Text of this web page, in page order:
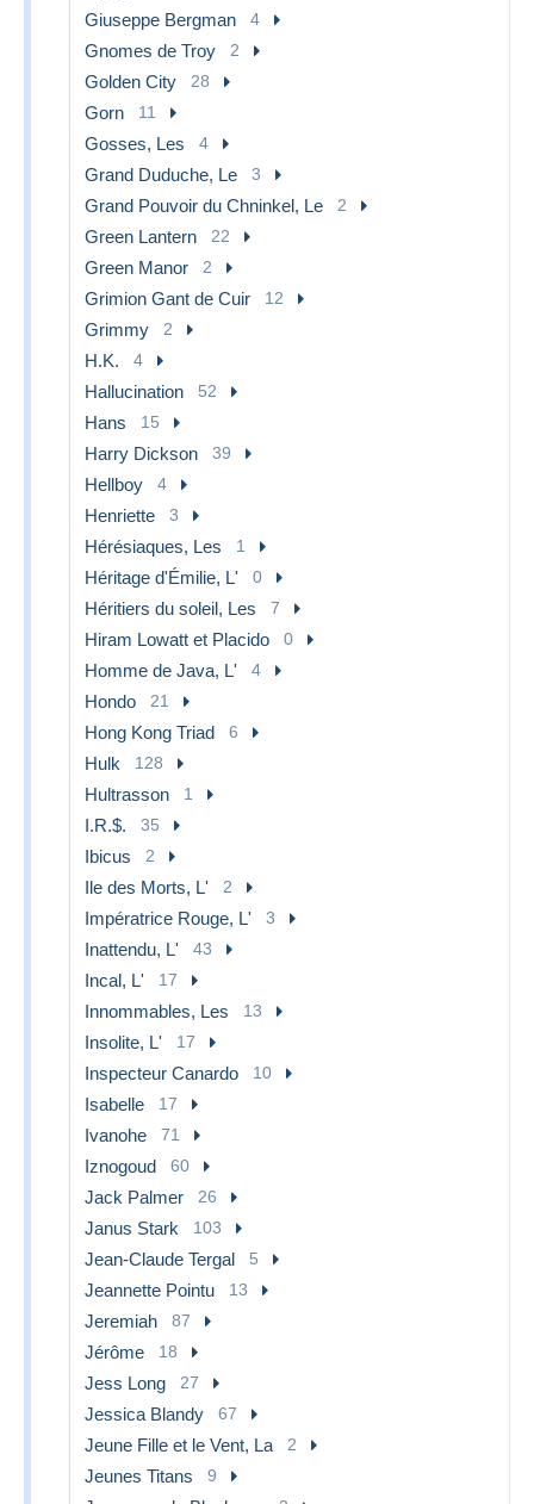
Giuseppe Bergman 4
Gnomes de Troy 2
Golden City 28
Gorn 11
Gosses, Les 4
Grand Duduche, Le 3
Grand Pouvoir du Chninkel, Le 2
Green Lantern 22
Green Manor 2
Grimion Gant de Cuir 12
Grimmy 2
H.K. 4
Hallucination 52
Hans 15
Harry Dickson 39
Hellboy 4
Henriette 3
Hérésiaques, Les 1
Héritage d'Émilie, L' 0
Héritiers du soleil, Les 7
Hiram Lowatt et Placido 0
Homme de Java, L' 4
Hondo 21
Hong Kong Triad 6
Hulk 128
Hultrasson 1
I.R.$. 35
Ibicus 2
Ile des Morts, L' 2
Impératrice Rouge, L' 3
Inattendu, L' 43
Incal, L' 17
Innommables, Les 13
Insolite, L' 17
Inspecteur Canardo 10
Isabelle 17
Ivanohe 71
Iznogoud 60
Jack Palmer 26
Janus Stark 103
Jean-Claude Tergal 5
Jeannette Pointu 13
Jeremiah 87
Jérôme 18
Jess Long 27
Jessica Blandy 67
Jeune Fille et le Vent, La 2
Jeunes Titans 9